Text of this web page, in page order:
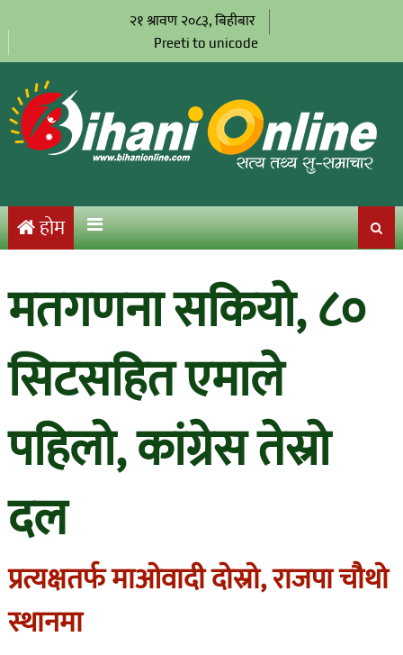
२१ श्रावण २०८३, बिहीबार
Preeti to unicode
होम
मतगणना सकियो, ८०
सिटसहित एमाले
पहिलो, कांग्रेस तेस्रो
दल
प्रत्यक्षतर्फ माओवादी दोस्रो, राजपा चौथो
स्थानमा